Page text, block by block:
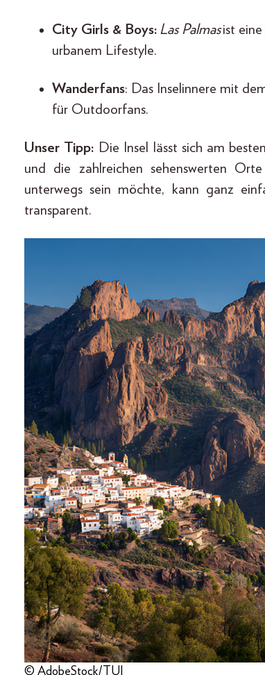
City Girls & Boys: Las Palmasist eine
urbanem Lifestyle.
Wanderfans: Das Inselinnere mit
für Outdoorfans.
Unser Tipp: Die Insel lässt sich am
und die zahlreichen sehenswerten
unterwegs sein möchte, kann ganz
transparent.
© AdobeStock/TUI